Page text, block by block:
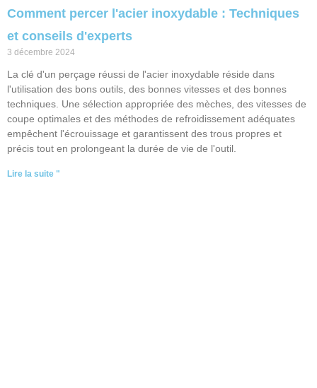
Comment percer l'acier inoxydable : Techniques
et conseils d'experts
3 décembre 2024
La clé d'un perçage réussi de l'acier inoxydable réside dans
l'utilisation des bons outils, des bonnes vitesses et des bonnes
techniques. Une sélection appropriée des mèches, des vitesses de
coupe optimales et des méthodes de refroidissement adéquates
empêchent l'écrouissage et garantissent des trous propres et
précis tout en prolongeant la durée de vie de l'outil.
Lire la suite "